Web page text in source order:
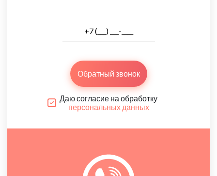
Обратный звонок
Даю согласие на обработку
персональных данных